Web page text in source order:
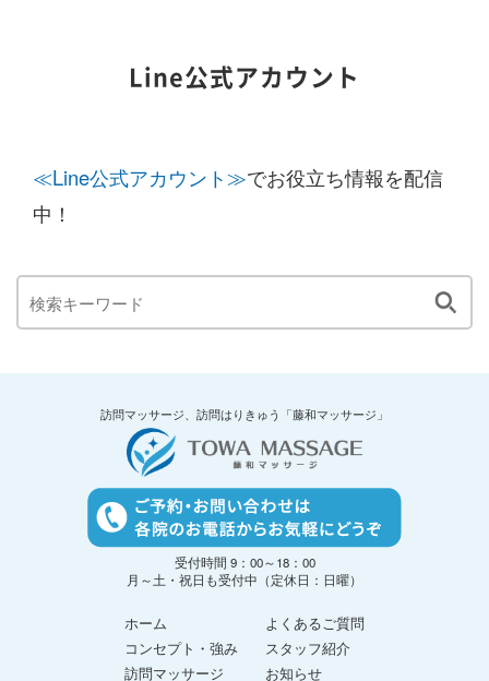
Line公式アカウント
≪Line公式アカウント≫でお役立ち情報を配信
中！
訪問マッサージ、訪問はりきゅう「藤和マッサージ」
受付時間 9：00～18：00
月～土・祝日も受付中（定休日：日曜）
ホーム
コンセプト・強み
訪問マッサージ
よくあるご質問
スタッフ紹介
お知らせ